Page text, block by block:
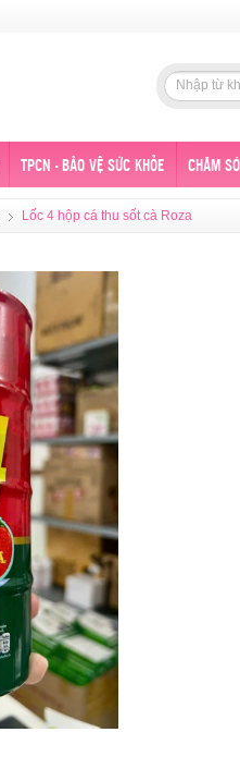
TPCN - BẢO VỆ SỨC KHỎE CHĂM
Lốc 4 hộp cá thu sốt cà Roza